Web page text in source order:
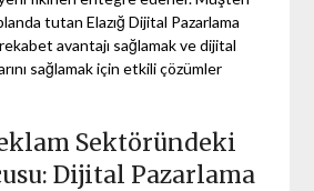
tutan Elazığ Dijital Pazarlama
avantajı sağlamak ve dijital
sağlamak için etkili çözümler
Sektöründeki
Dijital Pazarlama